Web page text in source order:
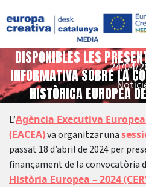
DISPONIBLES LES
INFORMATIVA SOBRE LA
HISTÒRICA EUROPEA
24/04/
L’Agència Executiva
(EACEA)va organitzar una
passat 18 d’abril de 2024 per
finançament de la convocatòria
Història Europea – 2024